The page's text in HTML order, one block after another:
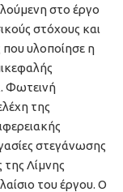
στο έργο
στόχους και
που υλοποίησε η
Φωτεινή
της
στεγάνωσης
Λίμνης
του έργου. Ο